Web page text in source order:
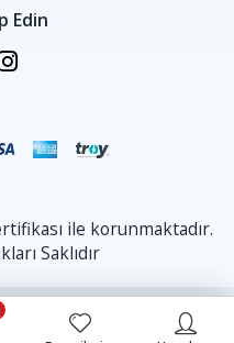
Edin
ile korunmaktadır.
Saklıdır